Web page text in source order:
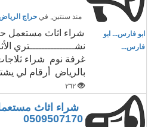
منذ سنتين, في حراج
ابو فارس... ابو
فارس...
شراء اثاث مستعمل
غرفة نوم شراء
بالرياض أرقام لي
٢٦٢
شراء اثاث
0509507170